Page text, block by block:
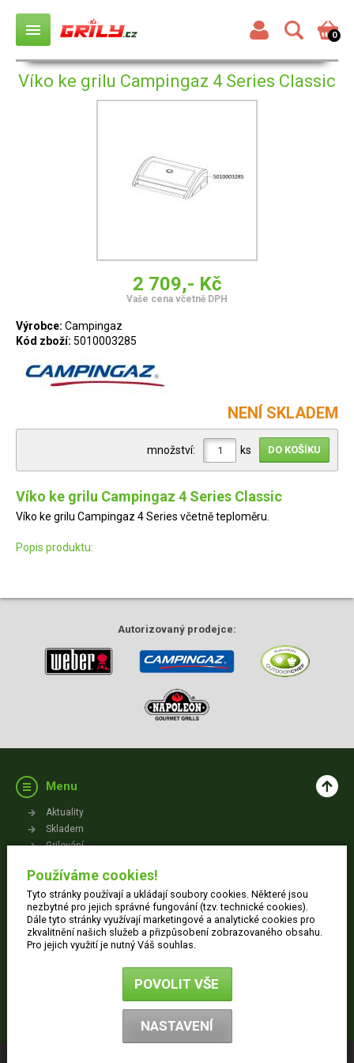
0
menu
Víko ke grilu Campingaz 4 Series Classic
2 709,- Kč
Vaše cena včetně DPH
Výrobce: Campingaz
Kód zboží: 5010003285
NENÍ SKLADEM
množství: ks
Víko ke grilu Campingaz 4 Series Classic
Víko ke grilu Campingaz 4 Series včetně teploměru.
Popis produktu:
Autorizovaný prodejce:
Menu
Aktuality
Skladem
Grilování
Kontakt
Vše o nákupu
Jak nakupovat
Obchodní podmínky
Dodací informace
Ochrana osobních údajů
Používáme cookies!
Tyto stránky používají a ukládají soubory cookies. Některé jsou
nezbytné pro jejich správné fungování (tzv. technické cookies).
Dále tyto stránky využívají marketingové a analytické cookies pro
zkvalitnění našich služeb a přizpůsobení zobrazovaného obsahu.
Pro jejich využití je nutný Váš souhlas.
POVOLIT VŠE
NASTAVENÍ